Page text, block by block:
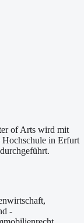
of Arts wird mit
Hochschule in Erfurt
-